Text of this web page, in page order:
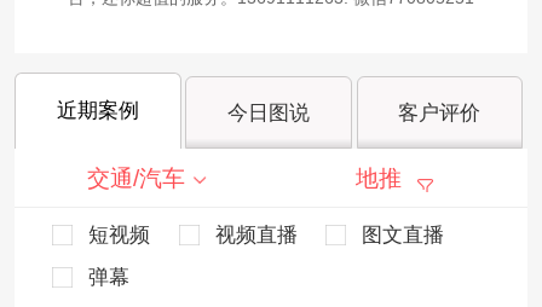
近期案例 今日图说 客户评价
交通/汽车 地推
短视频 视频直播
图文直播
弹幕